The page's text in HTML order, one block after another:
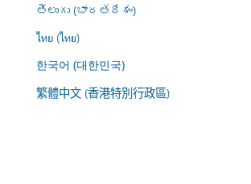
తెలుగు (భారతదేశం)
ไทย (ไทย)
한국어 (대한민국)
繁體中文 (香港特別行政區)